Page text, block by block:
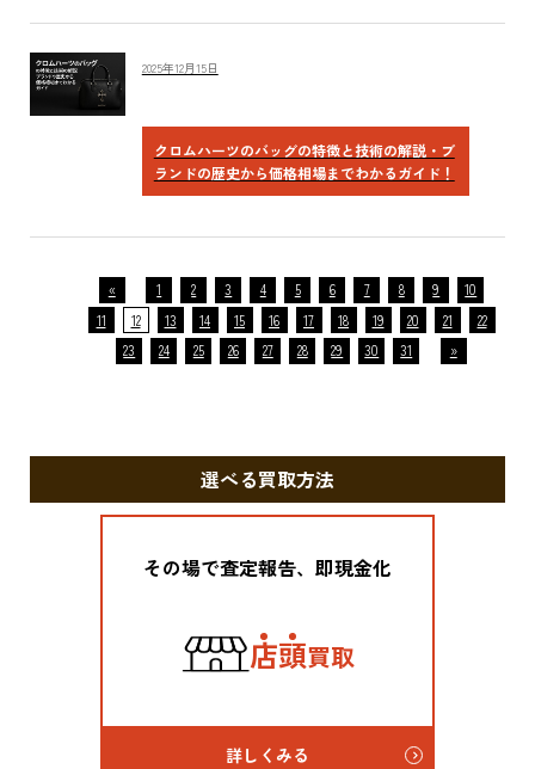
選べる買取方法
その場で査定報告、即現金化
店頭買取
詳しくみる
2025年12月15日
クロムハーツのバッグの特徴と技術の解説・ブ
ランドの歴史から価格相場までわかるガイド！
« 1 2 3 4 5 6 7 8 9
10
11
12 13 14 15 16 17 18 19 20 21
22
23
24 25 26 27 28 29 30 31 »